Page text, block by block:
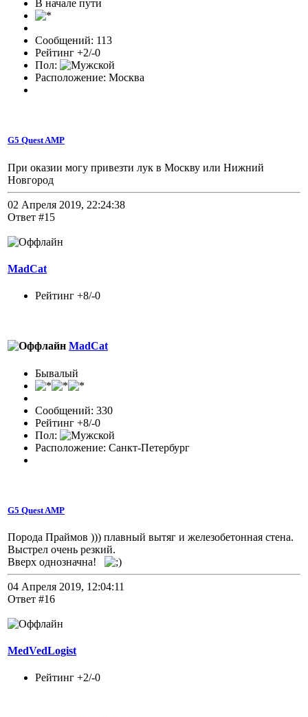
В начале пути
Сообщений: 113
Рейтинг +2/-0
Пол:
Расположение: Москва
G5 Quest AMP
При оказии могу привезти лук в Москву или Нижний
Новгород
02 Апреля 2019, 22:24:38
Ответ #15
MadCat
Рейтинг +8/-0
MadCat
Бывалый
Сообщений: 330
Рейтинг +8/-0
Пол:
Расположение: Санкт-Петербург
G5 Quest AMP
Порода Праймов ))) плавный вытяг и железобетонная стена.
Выстрел очень резкий.
Вверх однозначна!
04 Апреля 2019, 12:04:11
Ответ #16
MedVedLogist
Рейтинг +2/-0